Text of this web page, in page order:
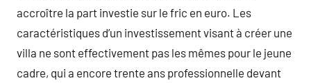
accroître la part investie sur le fric en euro. Les
caractéristiques d’un investissement visant à créer une
villa ne sont effectivement pas les mêmes pour le jeune
cadre, qui a encore trente ans professionnelle devant